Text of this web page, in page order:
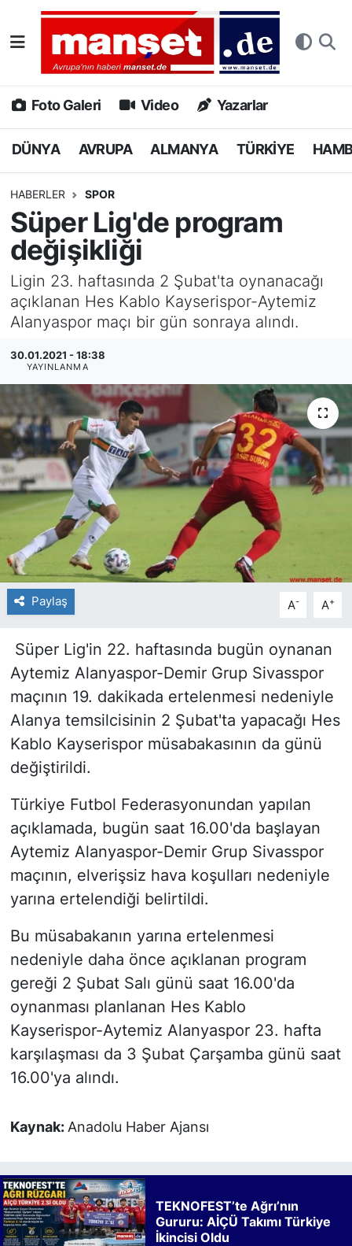
Foto Galeri Video Yazarlar
DÜNYA AVRUPA ALMANYA TÜRKİYE
HABERLER SPOR
Süper Lig'de program
değişikliği
Ligin 23. haftasında 2 Şubat'ta oynanacağı
açıklanan Hes Kablo Kayserispor-Aytemiz
Alanyaspor maçı bir gün sonraya alındı.
30.01.2021 - 18:38
YAYINLANMA
Paylaş A- A+
Süper Lig'in 22. haftasında bugün oynanan
Aytemiz Alanyaspor-Demir Grup Sivasspor
maçının 19. dakikada ertelenmesi nedeniyle
Alanya temsilcisinin 2 Şubat'ta yapacağı Hes
Kablo Kayserispor müsabakasının da günü
değiştirildi.
Türkiye Futbol Federasyonundan yapılan
açıklamada, bugün saat 16.00'da başlayan
Aytemiz Alanyaspor-Demir Grup Sivasspor
maçının, elverişsiz hava koşulları nedeniyle
yarına ertelendiği belirtildi.
Bu müsabakanın yarına ertelenmesi
nedeniyle daha önce açıklanan program
gereği 2 Şubat Salı günü saat 16.00'da
oynanması planlanan Hes Kablo
Kayserispor-Aytemiz Alanyaspor 23. hafta
karşılaşması da 3 Şubat Çarşamba günü saat
16.00'ya alındı.
Kaynak:Anadolu Haber Ajansı
TEKNOFEST’te Ağrı’nın
Gururu: AİÇÜ Takımı Türkiye
İkincisi Oldu
DÜNYA
AVRUPA
ALMANYA
HAMBURG
SPOR
DEUTSCH
SİYASET
SAĞLIK
Nöbetçi Eczaneler
Hava Durumu
Namaz Vakitleri
Puan Durumu ve Fikstür
Tüm Manşetler
Son Dakika Haberleri